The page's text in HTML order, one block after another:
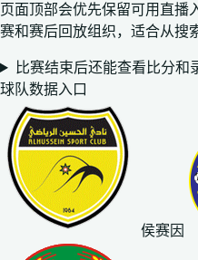
页面顶部会优先保留可用直播
赛和赛后回放组织，适合从搜
比赛结束后还能查看比分和
球队数据入口
侯赛因